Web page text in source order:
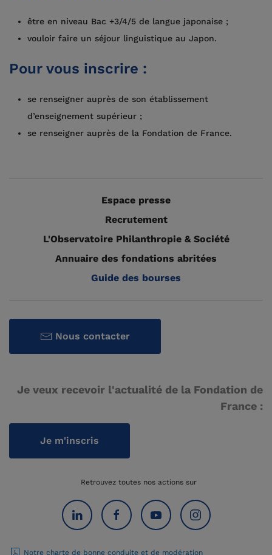
être en niveau Bac +3/4/5 de langue japonaise ;
vouloir faire un séjour linguistique au Japon.
Pour vous inscrire :
se renseigner auprès de son établissement
d’enseignement supérieur ;
se renseigner auprès de la Fondation de France.
Espace presse
Recrutement
L'Observatoire Philanthropie & Société
Annuaire des fondations abritées
Guide des bourses
Nous contacter
Je veux recevoir l'actualité de la Fondation de
France :
Je m'inscris
Retrouvez toutes nos actions sur
Notre charte de bonne conduite et de modération